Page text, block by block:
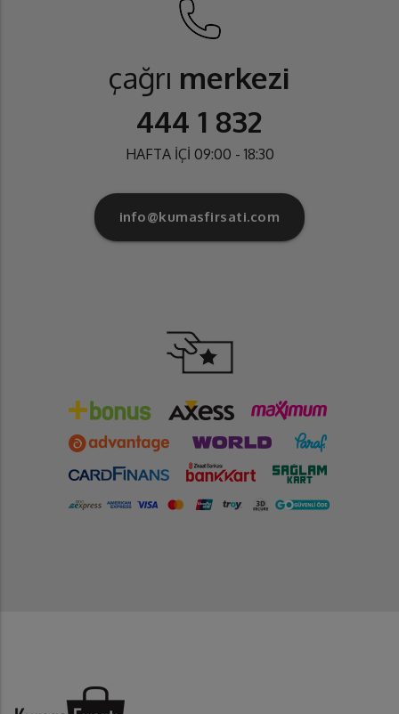
çağrı merkezi
444 1 832
HAFTA İÇİ 09:00 - 18:30
info@kumasfirsati.com